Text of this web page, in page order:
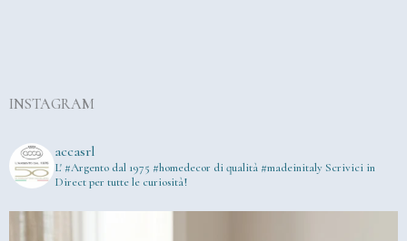
INSTAGRAM
accasrl
L' #Argento dal 1975 #homedecor di qualità #madeinitaly Scrivici in
Direct per tutte le curiosità!